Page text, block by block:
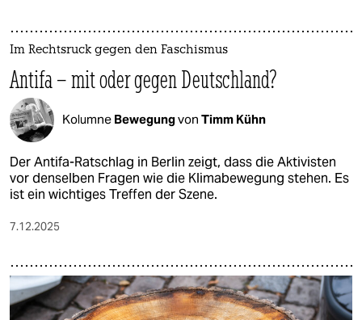
Im Rechtsruck gegen den Faschismus
Antifa – mit oder gegen Deutschland?
Kolumne Bewegungvon Timm Kühn
Der Antifa-Ratschlag in Berlin zeigt, dass die Aktivisten
vor denselben Fragen wie die Klimabewegung stehen. Es
ist ein wichtiges Treffen der Szene.
7.12.2025